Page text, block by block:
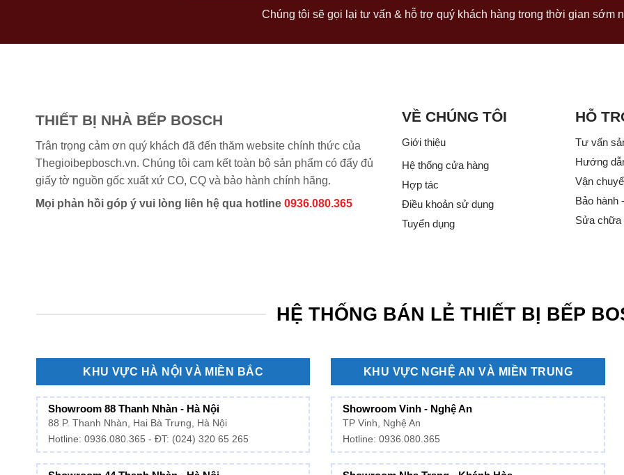
Chúng tôi sẽ gọi lại tư vấn & hỗ trợ quý khách hàng trong thời gian sớm
THIẾT BỊ NHÀ BẾP BOSCH
Trân trọng cảm ơn quý khách đã đến thăm website chính thức của
Thegioibepbosch.vn. Chúng tôi cam kết toàn bộ sản phẩm có đẩy đủ
giấy tờ nguồn gốc xuất xứ CO, CQ và bảo hành chính hãng.
Mọi phản hồi góp ý vui lòng liên hệ qua hotline 0936.080.365
VỀ CHÚNG TÔI
Giới thiệu
Hệ thống cửa hàng
Hợp tác
Điều khoản sử dụng
Tuyển dụng
HỖ
Tư vấn
Hướng
Vận
Bảo hành
Sửa chữa
HỆ THỐNG BÁN LẺ THIẾT BỊ BẾP
KHU VỰC HÀ NỘI VÀ MIỀN BẮC
Showroom 88 Thanh Nhàn - Hà Nội
88 P. Thanh Nhàn, Hai Bà Trưng, Hà Nội
Hotline: 0936.080.365 - ĐT: (024) 320 65 265
KHU VỰC NGHỆ AN VÀ MIỀN TRUNG
Showroom Vinh - Nghệ An
TP Vinh, Nghệ An
Hotline: 0936.080.365